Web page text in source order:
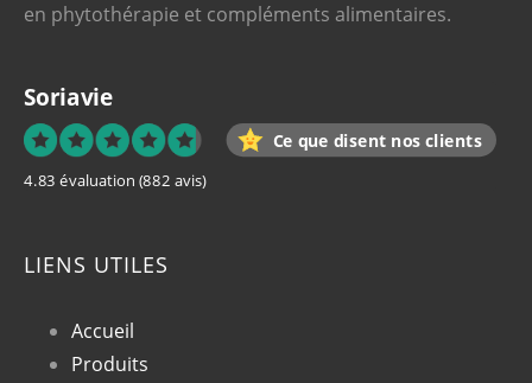
en phytothérapie et compléments alimentaires.
Soriavie
Ce que disent nos clients
4.83 évaluation (882 avis)
LIENS UTILES
Accueil
Produits